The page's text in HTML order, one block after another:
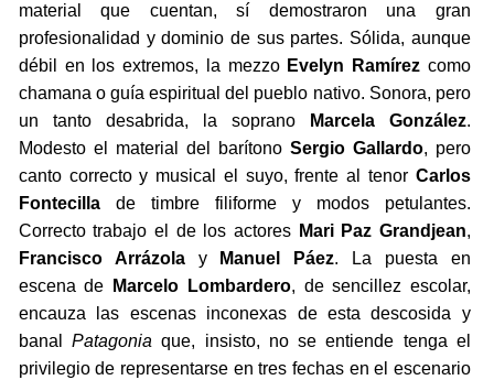
material que cuentan, sí demostraron una gran
profesionalidad y dominio de sus partes. Sólida, aunque
débil en los extremos, la mezzo Evelyn Ramírez como
chamana o guía espiritual del pueblo nativo. Sonora, pero
un tanto desabrida, la soprano
Marcela González.
Modesto el material del barítono Sergio Gallardo, pero
canto correcto y musical el suyo, frente al tenor Carlos
Fontecillade timbre filiforme y modos petulantes.
Correcto trabajo el de los actores Mari Paz Grandjean,
Francisco Arrázolay Manuel Páez. La puesta en
escena de
Marcelo Lombardero, de sencillez escolar,
encauza las escenas inconexas de esta descosida y
banalPatagonia que, insisto, no se entiende tenga el
privilegio de representarse en tres fechas en el escenario